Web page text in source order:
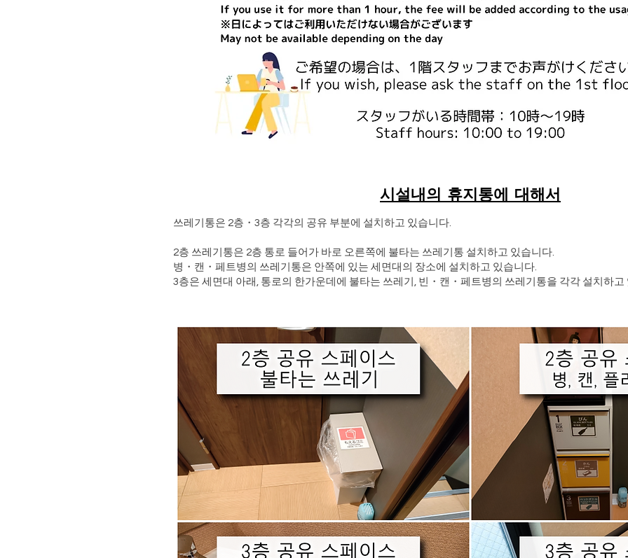
시설내의 휴지통에 대해서
쓰레기통은 2층・3층 각각의 공유 부분에 설치하고 있습니다.
2층 쓰레기통은 2층 통로 들어가 바로 오른쪽에 불타는 쓰레기통 설치하고 있습니다.
병・캔・페트병의 쓰레기통은 안쪽에 있는 세면대의 장소에 설치하고 있습니다.
3층은 세면대 아래, 통로의 한가운데에 불타는 쓰레기, 빈・캔・페트병의 쓰레기통을 각각 설치하고